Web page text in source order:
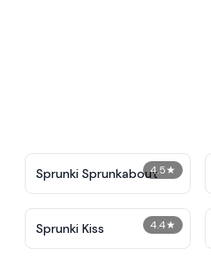
4.5★
Sprunki Sprunkabout
4.4★
Sprunki Kiss